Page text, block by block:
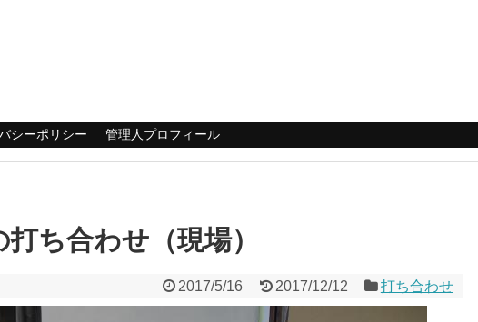
シーポリシー 管理人プロフィール
ち合わせ（現場）
2017/5/16 2017/12/12 打ち合わせ